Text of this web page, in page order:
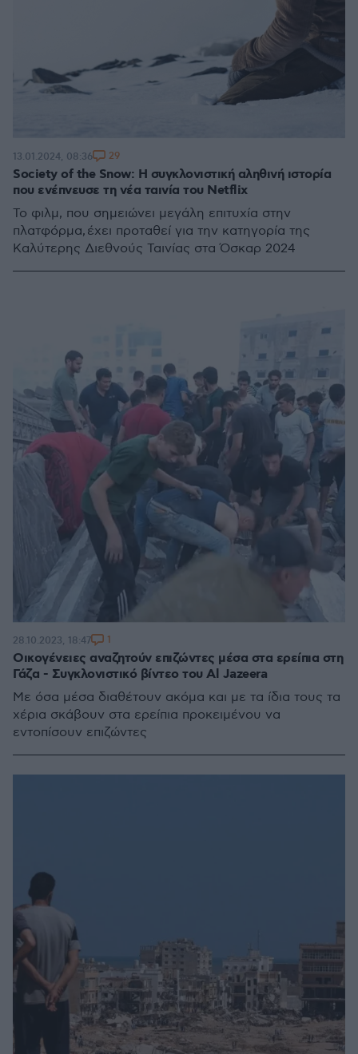
Society of the Snow: Η συγκλονιστική αληθινή ιστορία
που ενέπνευσε τη νέα ταινία του Netflix
Το φιλμ, που σημειώνει μεγάλη επιτυχία στην
πλατφόρμα, έχει προταθεί για την κατηγορία της
Καλύτερης Διεθνούς Ταινίας στα Όσκαρ 2024
13.01.2024, 08:36 29
Οικογένειες αναζητούν επιζώντες μέσα στα ερείπια στη
Γάζα - Συγκλονιστικό βίντεο του Al Jazeera
Με όσα μέσα διαθέτουν ακόμα και με τα ίδια τους τα
χέρια σκάβουν στα ερείπια προκειμένου να
εντοπίσουν επιζώντες
28.10.2023, 18:47 1